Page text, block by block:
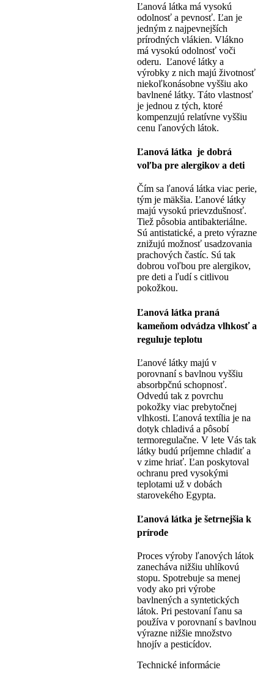
Ľanová látka má vysokú
odolnosť a pevnosť. Ľan je
jedným z najpevnejších
prírodných vlákien. Vlákno
má vysokú odolnosť voči
oderu. Ľanové látky a
výrobky z nich majú životnosť
niekoľkonásobne vyššiu ako
bavlnené látky. Táto vlastnosť
je jednou z tých, ktoré
kompenzujú relatívne vyššiu
cenu ľanových látok.
Ľanová látka je dobrá
voľba pre alergikov a deti
Čím sa ľanová látka viac perie,
tým je mäkšia. Ľanové látky
majú vysokú prievzdušnosť.
Tiež pôsobia antibakteriálne.
Sú antistatické, a preto výrazne
znižujú možnosť usadzovania
prachových častíc. Sú tak
dobrou voľbou pre alergikov,
pre deti a ľudí s citlivou
pokožkou.
Ľanová látka praná
kameňom odvádza vlhkosť a
reguluje teplotu
Ľanové látky majú v
porovnaní s bavlnou vyššiu
absorbpčnú schopnosť.
Odvedú tak z povrchu
pokožky viac prebytočnej
vlhkosti. Ľanová textília je na
dotyk chladivá a pôsobí
termoregulačne. V lete Vás tak
látky budú príjemne chladiť a
v zime hriať. Ľan poskytoval
ochranu pred vysokými
teplotami už v dobách
starovekého Egypta.
Ľanová látka je šetrnejšia k
prírode
Proces výroby ľanových látok
zanecháva nižšiu uhlíkovú
stopu. Spotrebuje sa menej
vody ako pri výrobe
bavlnených a syntetických
látok. Pri pestovaní ľanu sa
používa v porovnaní s bavlnou
výrazne nižšie množstvo
hnojív a pesticídov.
Technické informácie